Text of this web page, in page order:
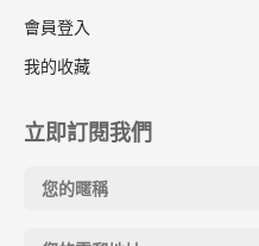
會員登入
我的收藏
立即訂閱我們